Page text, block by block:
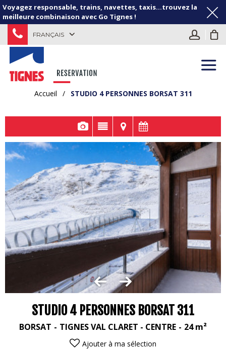
Voyagez responsable, trains, navettes, taxis...trouvez la
meilleure combinaison avec Go Tignes !
FRANÇAIS
Accueil / STUDIO 4 PERSONNES BORSAT 311
STUDIO 4 PERSONNES BORSAT 311
BORSAT TIGNES VAL CLARET - CENTRE 24 m²
Ajouter à ma sélection